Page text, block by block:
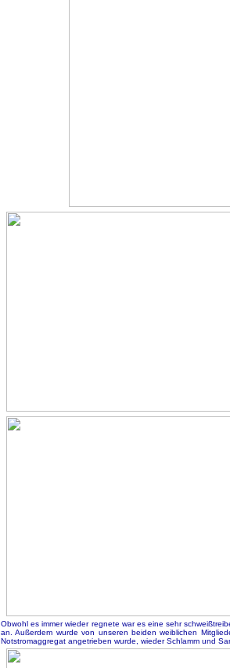
Obwohl es immer wieder regnete war es eine sehr
an. Außerdem wurde von unseren beiden weiblichen
Notstromaggregat angetrieben wurde, wieder Schlamm und